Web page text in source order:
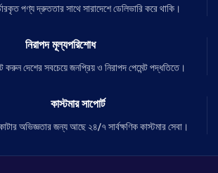
পণ্য দ্রুততার সাথে সারাদেশে ডেলিভারি করে থাকি।
নিরাপদ মূল্যপরিশোধ
করুন দেশের সবচেয়ে জনপ্রিয় ও নিরাপদ পেমেন্ট পদ্ধতিতে।
কাস্টমার সাপোর্ট
অভিজ্ঞতার জন্য আছে ২৪/৭ সার্বক্ষণিক কাস্টমার সেবা।